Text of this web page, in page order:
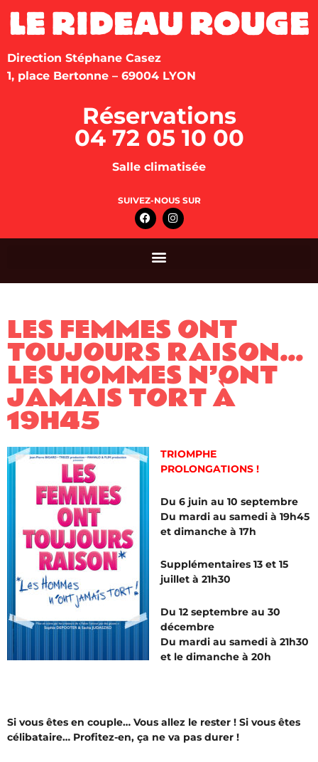
Direction Stéphane Casez
1, place Bertonne – 69004 LYON
Réservations
04 72 05 10 00
Salle climatisée
SUIVEZ-NOUS SUR
LES FEMMES ONT
TOUJOURS RAISON…
LES HOMMES N’ONT
JAMAIS TORT À
19H45
TRIOMPHE
PROLONGATIONS !
Du 6 juin au 10 septembre
Du mardi au samedi à 19h45
et dimanche à 17h
Supplémentaires 13 et 15
juillet à 21h30
Du 12 septembre au 30
décembre
Du mardi au samedi à 21h30
et le dimanche à 20h
Si vous êtes en couple… Vous allez le rester ! Si vous êtes
célibataire… Profitez-en, ça ne va pas durer !